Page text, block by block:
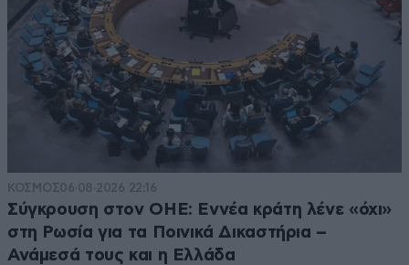
ΚΟΣΜΟΣ06·08·2026 22:16
Σύγκρουση στον ΟΗΕ: Εννέα κράτη λένε «όχι»
στη Ρωσία για τα Ποινικά Δικαστήρια –
Ανάμεσά τους και η Ελλάδα